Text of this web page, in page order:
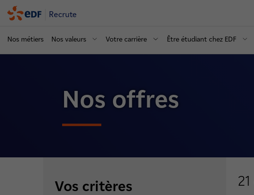
Recrute
Nos métiers Nos valeurs Votre carrière Être étudiant chez EDF
Nos offres
Vos critères 21